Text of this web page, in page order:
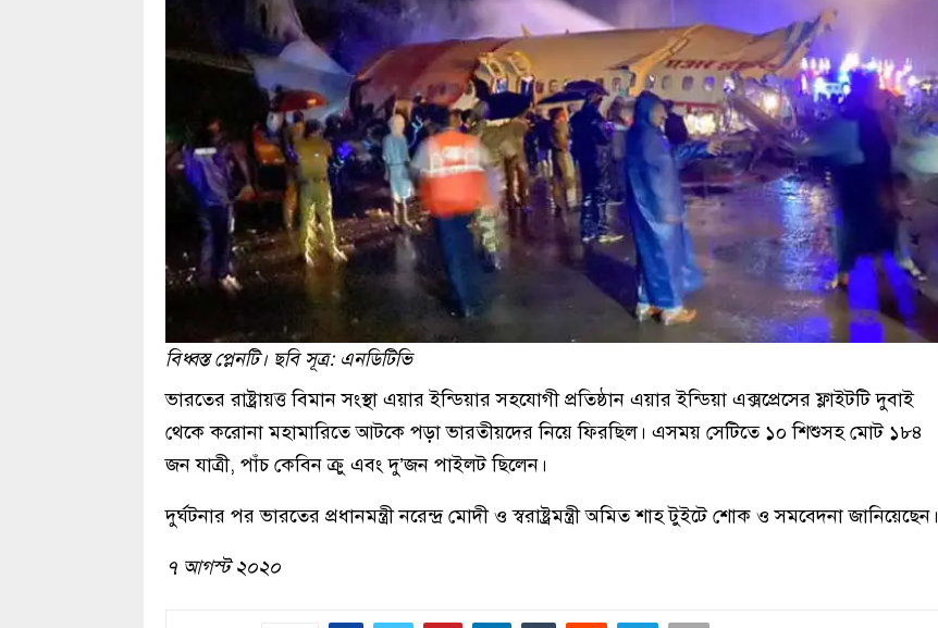
বিধ্বস্ত প্লেনটি। ছবি সূত্র: এনডিটিভি
ভারতের রাষ্ট্রায়ত্ত বিমান সংস্থা এয়ার ইন্ডিয়ার সহযোগী প্রতিষ্ঠান এয়ার ইন্ডিয়া এক্সপ্রেসের ফ্লাইটটি দুবাই
থেকে করোনা মহামারিতে আটকে পড়া ভারতীয়দের নিয়ে ফিরছিল। এসময় সেটিতে ১০ শিশুসহ মোট ১৮৪
জন যাত্রী, পাঁচ কেবিন ক্রু এবং দু’জন পাইলট ছিলেন।
দুর্ঘটনার পর ভারতের প্রধানমন্ত্রী নরেন্দ্র মোদী ও স্বরাষ্ট্রমন্ত্রী অমিত শাহ টুইটে শোক ও সমবেদনা জানিয়েছেন।
৭ আগস্ট ২০২০